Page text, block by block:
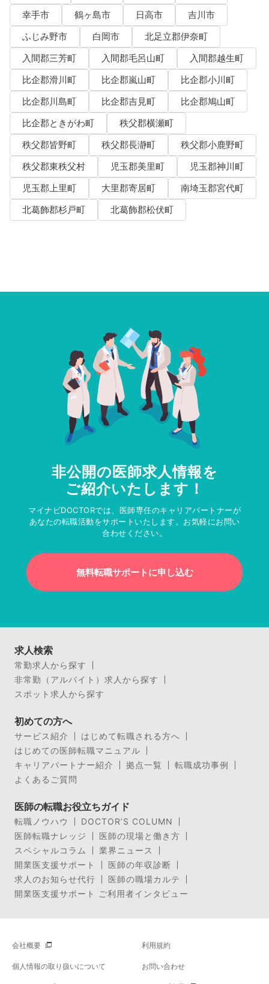
幸手市
鶴ヶ島市 日高市
吉川市
ふじみ野市
白岡市
北足立郡伊奈町
入間郡三芳町
入間郡毛呂山町
入間郡越生町
比企郡滑川町
比企郡嵐山町
比企郡小川町
比企郡川島町
比企郡吉見町
比企郡鳩山町
比企郡ときがわ町
秩父郡横瀬町
秩父郡皆野町
秩父郡長瀞町
秩父郡小鹿野町
秩父郡東秩父村
児玉郡美里町
児玉郡神川町
児玉郡上里町
大里郡寄居町
南埼玉郡宮代町
北葛飾郡杉戸町
北葛飾郡松伏町
非公開の医師求人情報を
ご紹介いたします！
マイナビDOCTORでは、医師専任のキャリアパートナーが
あなたの転職活動をサポートいたします。お気軽にお問い
合わせください。
無料転職サポートに申し込む
求人検索
常勤求人から探す
非常勤（アルバイト）求人から探す
スポット求人から探す
初めての方へ
サービス紹介
はじめて転職される方へ
はじめての医師転職マニュアル
キャリアパートナー紹介
拠点一覧
転職成功事例
よくあるご質問
医師の転職お役立ちガイド
転職ノウハウ
DOCTOR’S COLUMN
医師転職ナレッジ
医師の現場と働き方
スペシャルコラム
業界ニュース
開業医支援サポート
医師の年収診断
求人のお知らせ代行
医師の職場カルテ
開業医支援サポート ご利用者インタビュー
会社概要 利用規約
個人情報の取り扱いについて お問い合わせ